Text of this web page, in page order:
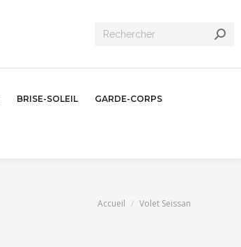
Recherche
BRISE-SOLEIL GARDE-CORPS
Vous êtes ici :
Accueil Volet Seissan